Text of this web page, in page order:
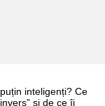
inteligenți? Ce
și de ce îi